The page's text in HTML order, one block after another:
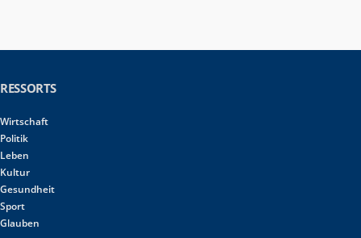
RESSORTS
Wirtschaft
Politik
Leben
Kultur
Gesundheit
Sport
Glauben